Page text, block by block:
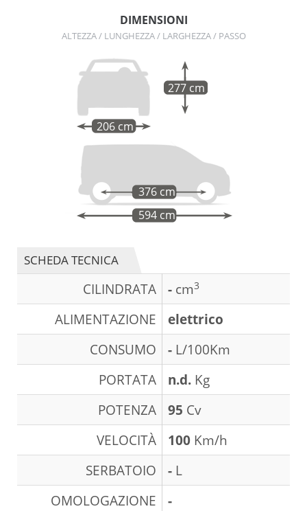
DIMENSIONI
ALTEZZA / LUNGHEZZA / LARGHEZZA / PASSO
206 cm
277 cm
594 cm
376 cm
SCHEDA TECNICA
CILINDRATA - cm3
ALIMENTAZIONE
elettrico
CONSUMO
- L/100Km
PORTATA
n.d. Kg
POTENZA
95 Cv
VELOCITÀ
100 Km/h
SERBATOIO
- L
OMOLOGAZIONE
-